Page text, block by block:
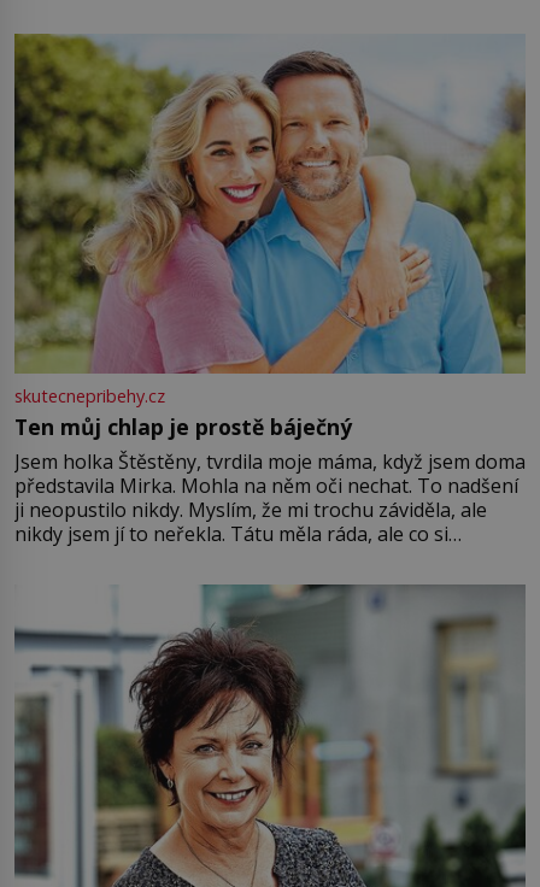
můžete obohatit své rituály a přinést do svého života
větší harmonii a klid. Je důležité
skutecnepribehy.cz
Ten můj chlap je prostě báječný
Jsem holka Štěstěny, tvrdila moje máma, když jsem doma
představila Mirka. Mohla na něm oči nechat. To nadšení
ji neopustilo nikdy. Myslím, že mi trochu záviděla, ale
nikdy jsem jí to neřekla. Tátu měla ráda, ale co si
Jsme spolu moc rádi Tehdy byla jiná doba, když